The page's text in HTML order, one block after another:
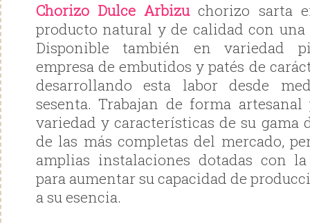
Chorizo Dulce Arbizuchorizo sarta
producto natural y de calidad con una
Disponible también en variedad
empresa de embutidos y patés de
desarrollando esta labor desde
sesenta. Trabajan de forma
variedad y características de su gama
de las más completas del mercado,
amplias instalaciones dotadas con
para aumentar su capacidad de
a su esencia.